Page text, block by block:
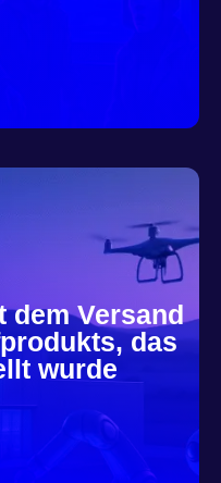
dem Versand
das
wurde